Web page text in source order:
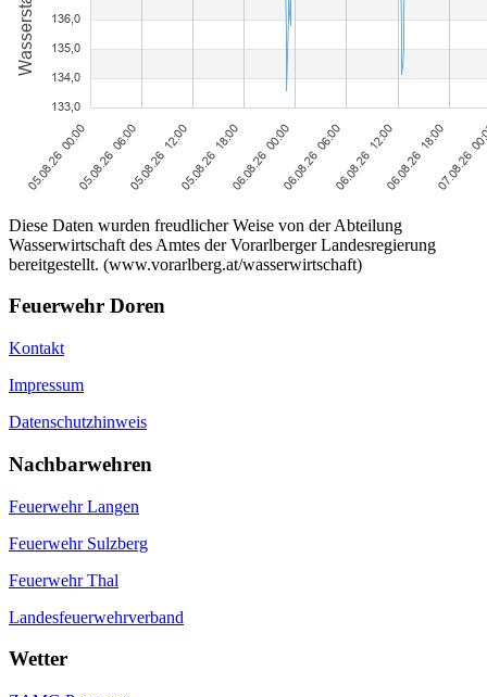
Diese Daten wurden freudlicher Weise von der Abteilung
Wasserwirtschaft des Amtes der Vorarlberger Landesregierung
bereitgestellt. (www.vorarlberg.at/wasserwirtschaft)
Feuerwehr Doren
Kontakt
Impressum
Datenschutzhinweis
Nachbarwehren
Feuerwehr Langen
Feuerwehr Sulzberg
Feuerwehr Thal
Landesfeuerwehrverband
Wetter